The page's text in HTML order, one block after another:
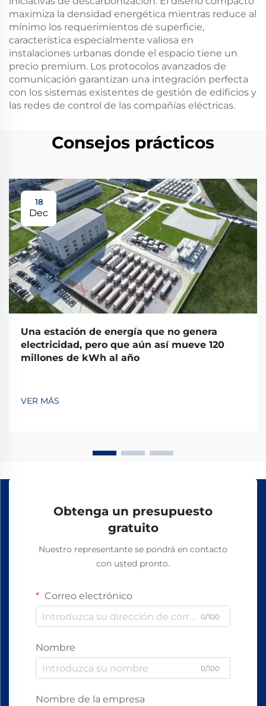
maximiza la densidad energética mientras reduce al
mínimo los requerimientos de superficie,
característica especialmente valiosa en
instalaciones urbanas donde el espacio tiene un
precio premium. Los protocolos avanzados de
comunicación garantizan una integración perfecta
con los sistemas existentes de gestión de edificios y
las redes de control de las compañías eléctricas.
Consejos prácticos
18
Dec
Una estación de energía que no genera
electricidad, pero que aún así mueve 120
millones de kWh al año
VER MÁS
Obtenga un presupuesto
gratuito
Nuestro representante se pondrá en contacto
con usted pronto.
Correo electrónico
0/100
Nombre
0/100
Nombre de la empresa